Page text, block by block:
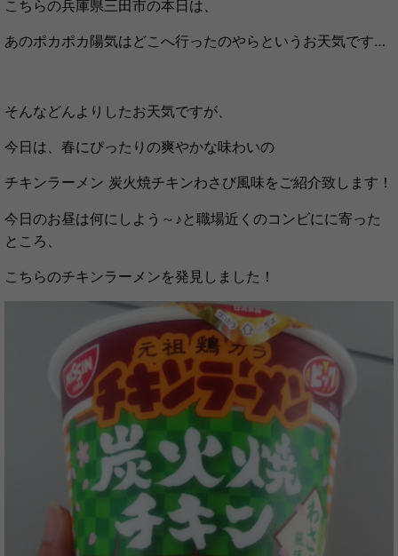
こちらの兵庫県三田市の本日は、
あのポカポカ陽気はどこへ行ったのやらというお天気です…
そんなどんよりしたお天気ですが、
今日は、春にぴったりの爽やかな味わいの
チキンラーメン 炭火焼チキンわさび風味をご紹介致します！
今日のお昼は何にしよう～♪と職場近くのコンビにに寄った
ところ、
こちらのチキンラーメンを発見しました！